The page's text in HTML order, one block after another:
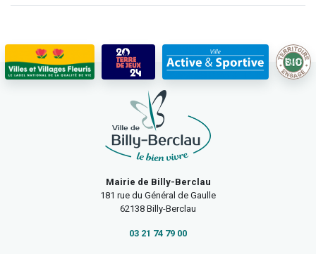
Mairie de Billy-Berclau
181 rue du Général de Gaulle
62138 Billy-Berclau
03 21 74 79 00